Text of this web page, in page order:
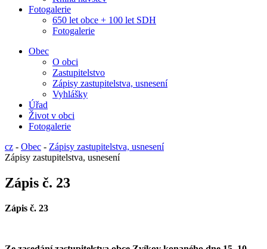
Fotogalerie
650 let obce + 100 let SDH
Fotogalerie
Obec
O obci
Zastupitelstvo
Zápisy zastupitelstva, usnesení
Vyhlášky
Úřad
Život v obci
Fotogalerie
cz - Obec - Zápisy zastupitelstva, usnesení
Zápisy zastupitelstva, usnesení
Zápis č. 23
Zápis č. 23